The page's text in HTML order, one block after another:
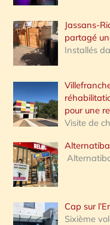
Jassans-
partagé
Installés
pour une
Visite de
Alternatiba
Cap sur
Sixième